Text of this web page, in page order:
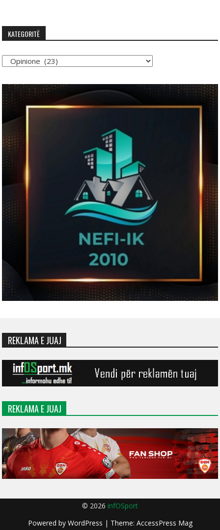
KATEGORITË
Kategoritë
REKLAMA E JUAJ
REKLAMA E JUAJ
© 2026 infOSport
Powered by WordPress | Theme: AccessPress Mag